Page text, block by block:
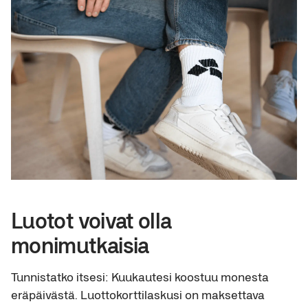
Luotot voivat olla
monimutkaisia
Tunnistatko itsesi: Kuukautesi koostuu monesta
eräpäivästä. Luottokorttilaskusi on maksettava